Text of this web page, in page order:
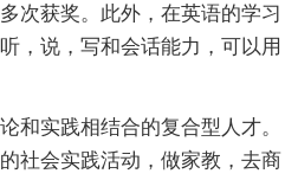
次获奖。此外，在英语的学习
，说，写和会话能力，可以用
和实践相结合的复合型人才。
社会实践活动，做家教，去商